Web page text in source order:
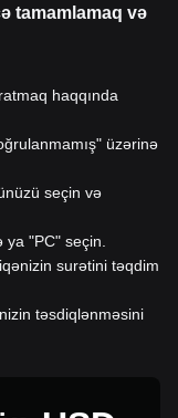
tamamlamaq və
haqqında
üzərinə
seçin və
"PC" seçin.
surətini təqdim
təsdiqlənməsini